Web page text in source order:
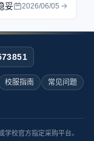
妥 2026/06/05
校服指南
常见问题
校官方指定采购平台。